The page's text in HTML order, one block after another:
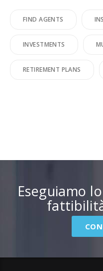
FIND AGENTS
INVESTMENTS
RETIREMENT PLANS
Eseguiamo